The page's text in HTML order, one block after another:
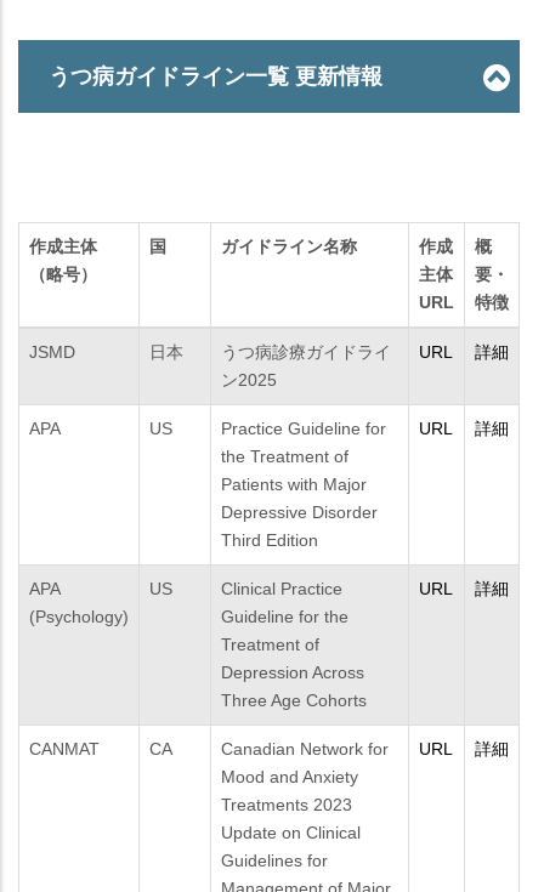
うつ病ガイドライン一覧 更新情報
作成主体
（略号）
国 ガイドライン名称
作成
主体
URL
概
要・
特徴
JSMD 日本
うつ病診療ガイドライ
ン2025
URL 詳細
APA US
Practice Guideline for
the Treatment of
Patients with Major
Depressive Disorder
Third Edition
URL 詳細
APA
(Psychology)
US
Clinical Practice
Guideline for the
Treatment of
Depression Across
Three Age Cohorts
URL 詳細
CANMAT CA
Canadian Network for
Mood and Anxiety
Treatments 2023
Update on Clinical
Guidelines for
URL 詳細